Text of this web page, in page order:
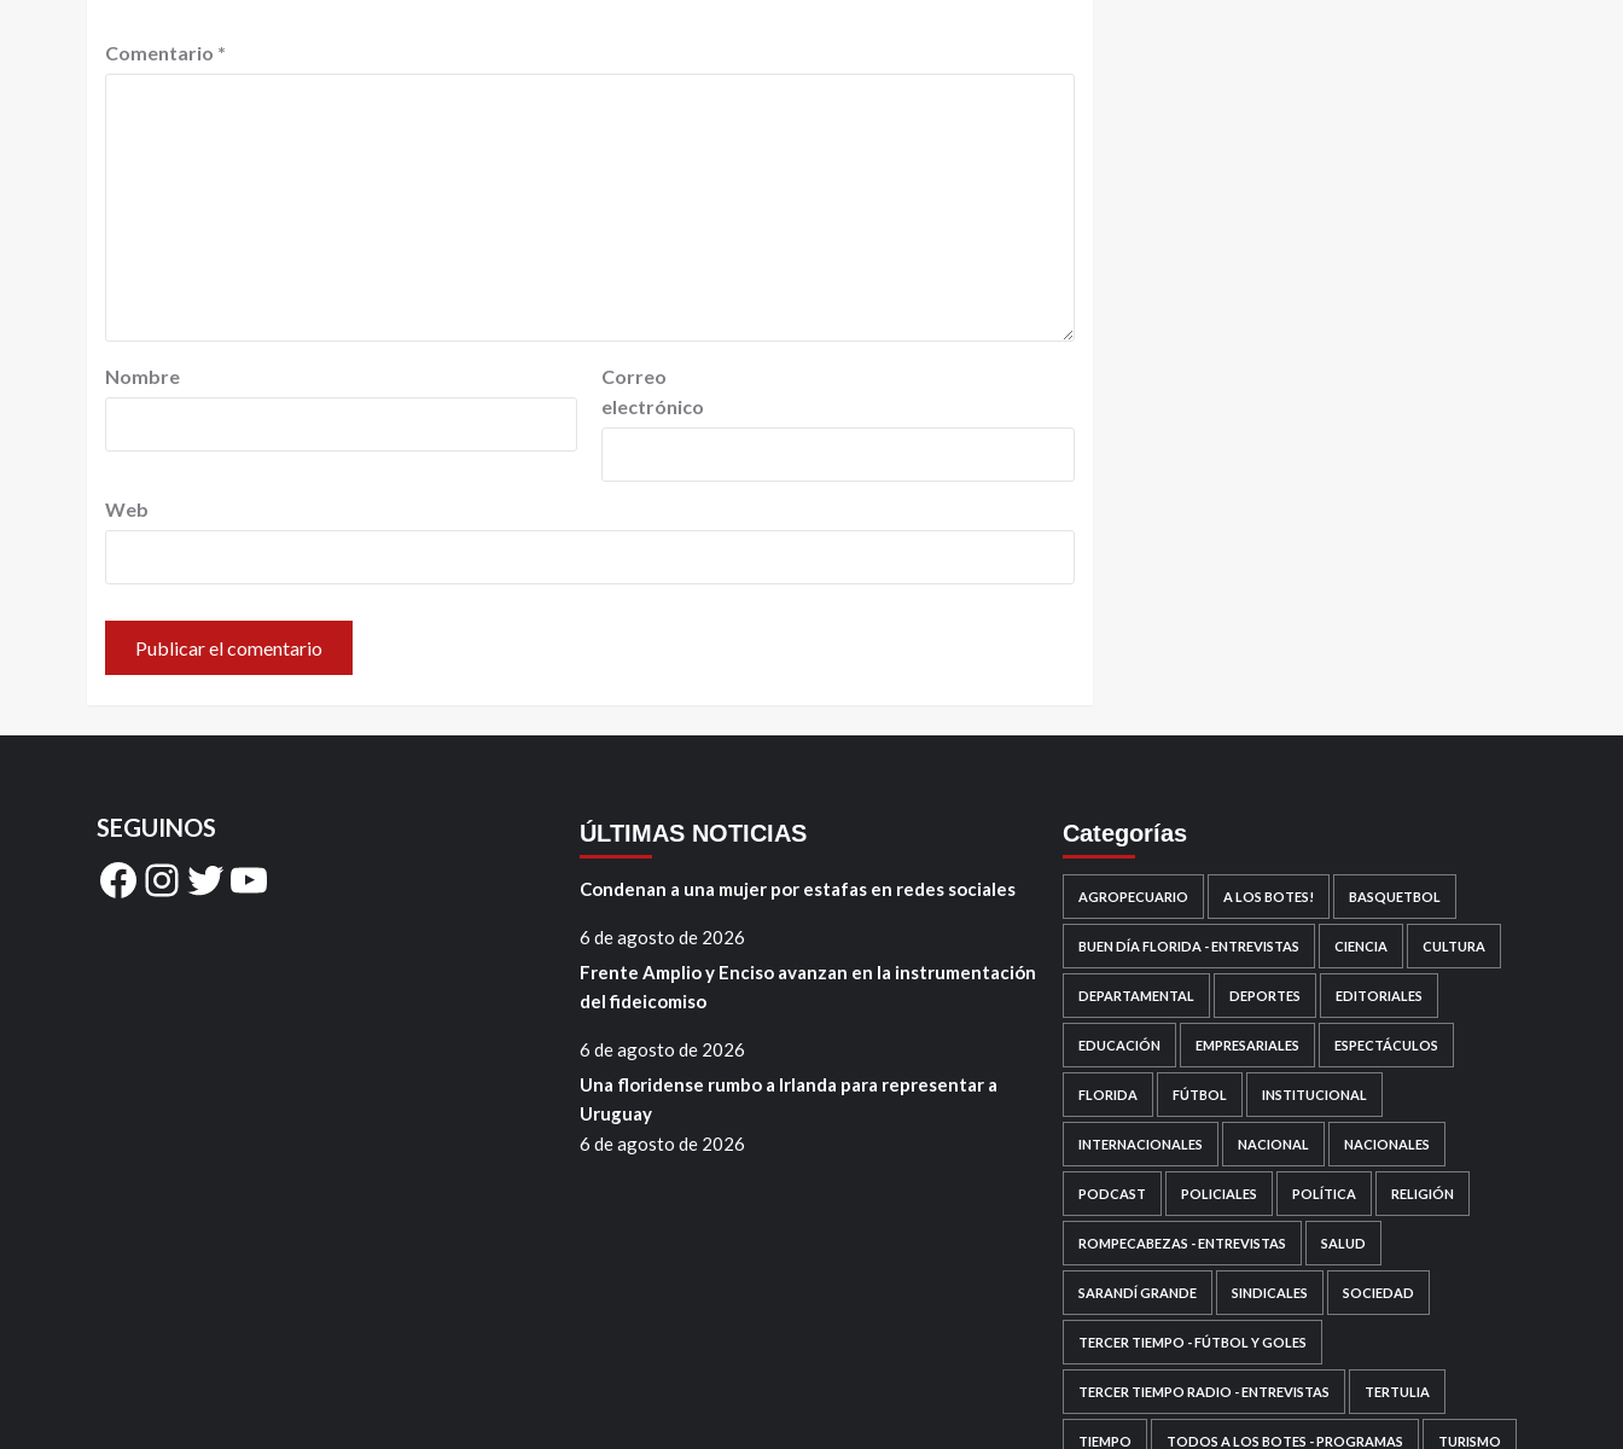
Comentario *
Nombre
Correo
electrónico
Web
SEGUINOS
Facebook
Instagram
Twitter
YouTube
ÚLTIMAS NOTICIAS
Condenan a una mujer por estafas en redes sociales
6 de agosto de 2026
Frente Amplio y Enciso avanzan en la instrumentación
del fideicomiso
6 de agosto de 2026
Una floridense rumbo a Irlanda para representar a
Uruguay
6 de agosto de 2026
Categorías
AGROPECUARIO A LOS BOTES! BASQUETBOL
BUEN DÍA FLORIDA - ENTREVISTAS CIENCIA CULTURA
DEPARTAMENTAL DEPORTES EDITORIALES
EDUCACIÓN EMPRESARIALES ESPECTÁCULOS
FLORIDA FÚTBOL INSTITUCIONAL
INTERNACIONALES NACIONAL NACIONALES
PODCAST POLICIALES POLÍTICA RELIGIÓN
ROMPECABEZAS - ENTREVISTAS SALUD
SARANDÍ GRANDE SINDICALES SOCIEDAD
TERCER TIEMPO - FÚTBOL Y GOLES
TERCER TIEMPO RADIO - ENTREVISTAS TERTULIA
TIEMPO TODOS A LOS BOTES - PROGRAMAS TURISMO